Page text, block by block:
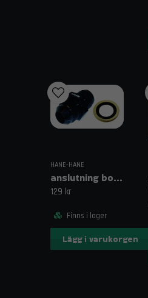
HANE-HANE
anslutning boch044/sytec
129 kr
Finns i lager
Lägg i varukorgen